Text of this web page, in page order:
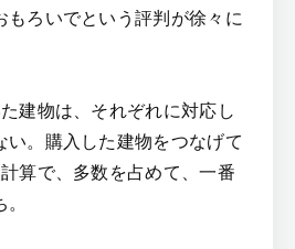
もろいでという評判が徐々に
建物は、それぞれに対応し
い。購入した建物をつなげて
算で、多数を占めて、一番